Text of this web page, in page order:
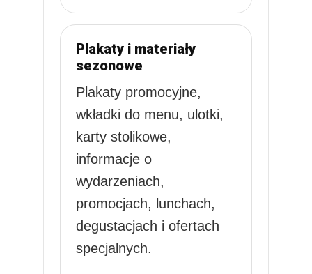
Plakaty i materiały
sezonowe
Plakaty promocyjne,
wkładki do menu, ulotki,
karty stolikowe,
informacje o
wydarzeniach,
promocjach, lunchach,
degustacjach i ofertach
specjalnych.